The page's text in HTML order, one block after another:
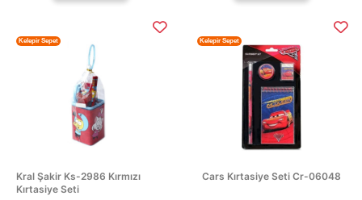
Kral Şakir Ks-2986 Kırmızı
Kırtasiye Seti
Kelepir Sepet
Cars Kırtasiye Seti Cr-06048
Kelepir Sepet